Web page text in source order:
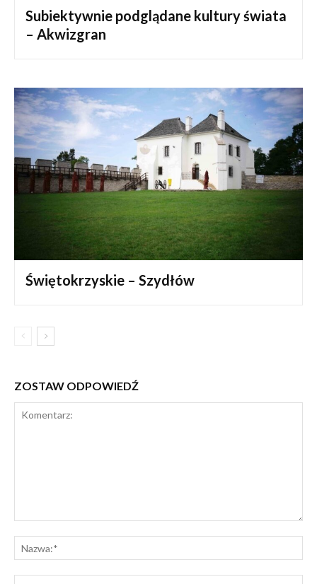
Subiektywnie podglądane kultury świata
– Akwizgran
Świętokrzyskie – Szydłów
ZOSTAW ODPOWIEDŹ